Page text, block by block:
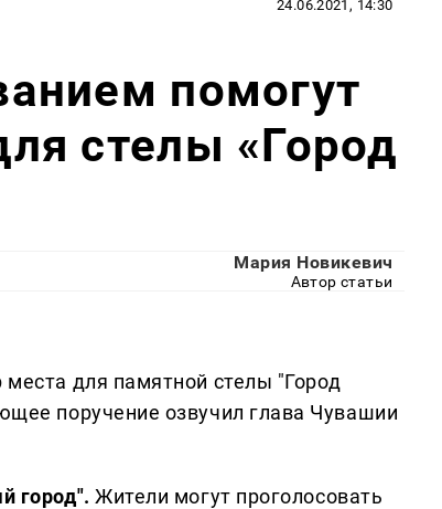
24.06.2021, 14:30
помогут
стелы «Город
Мария Новикевич
Автор статьи
места для памятной стелы "Город
поручение озвучил глава Чувашии
город". Жители могут проголосовать